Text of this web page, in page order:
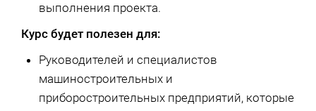
выполнения проекта.
Курс будет полезен для:
Руководителей и специалистов
машиностроительных и
приборостроительных предприятий, которые